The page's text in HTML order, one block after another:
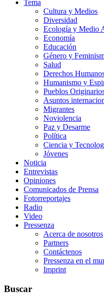
Tema
Cultura y Medios
Diversidad
Ecología y Medio
Economía
Educación
Género y
Salud
Derechos
Humanismo y
Pueblos
Asuntos
Migrantes
Noviolencia
Paz y Desarme
Política
Ciencia y
Jóvenes
Noticia
Entrevistas
Opiniones
Comunicados de Prensa
Fotorreportajes
Radio
Video
Pressenza
Acerca de nosotros
Partners
Contáctenos
Pressenza en el
Imprint
Buscar